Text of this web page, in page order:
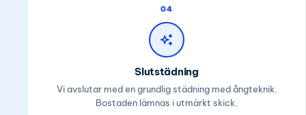
04
Slutstädning
Vi avslutar med en grundlig städning med ångteknik.
Bostaden lämnas i utmärkt skick.